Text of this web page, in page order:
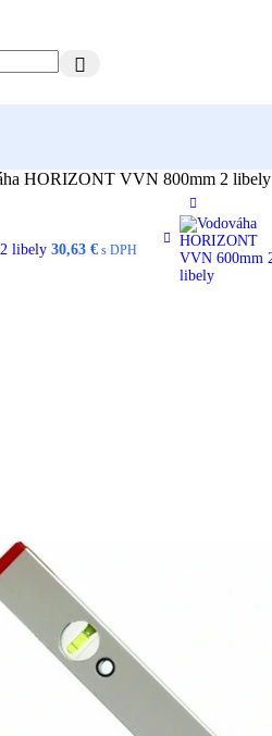
HORIZONT VVN 800mm 2 libely
libely 30,63 € s DPH